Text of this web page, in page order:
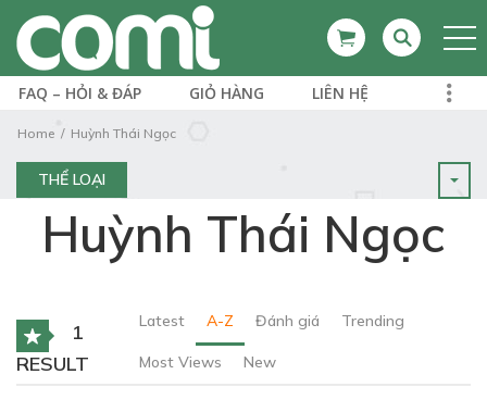
FAQ – HỎI & ĐÁP GIỎ HÀNG LIÊN HỆ
Home Huỳnh Thái Ngọc
THỂ LOẠI
Huỳnh Thái Ngọc
1
RESULT
Latest A-Z Đánh giá Trending
Most Views New